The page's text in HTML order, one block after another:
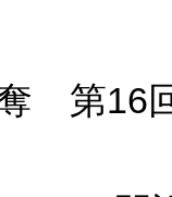
第16